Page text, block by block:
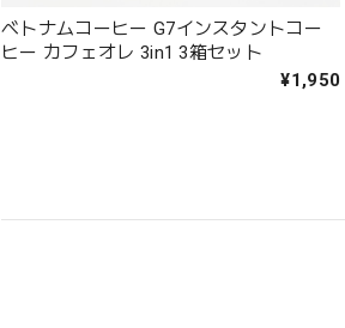
ベトナムコーヒー G7インスタントコー
ヒー カフェオレ 3in1 3箱セット
¥1,950